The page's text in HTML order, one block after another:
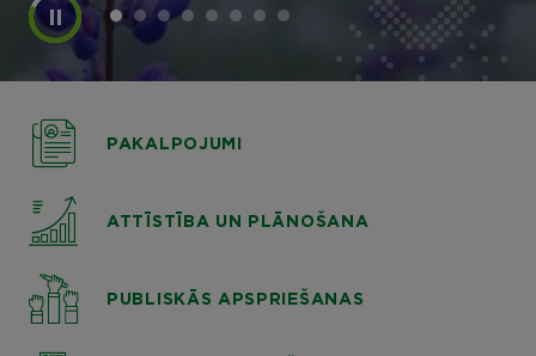
PAKALPOJUMI
ATTĪSTĪBA UN PLĀNOŠANA
PUBLISKĀS APSPRIEŠANAS